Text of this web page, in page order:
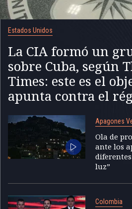
Estados Unidos
La CIA formó un
sobre Cuba, según
Times: este es el
apunta contra el
Apagones
Ola de
ante los
luz”
Colombia